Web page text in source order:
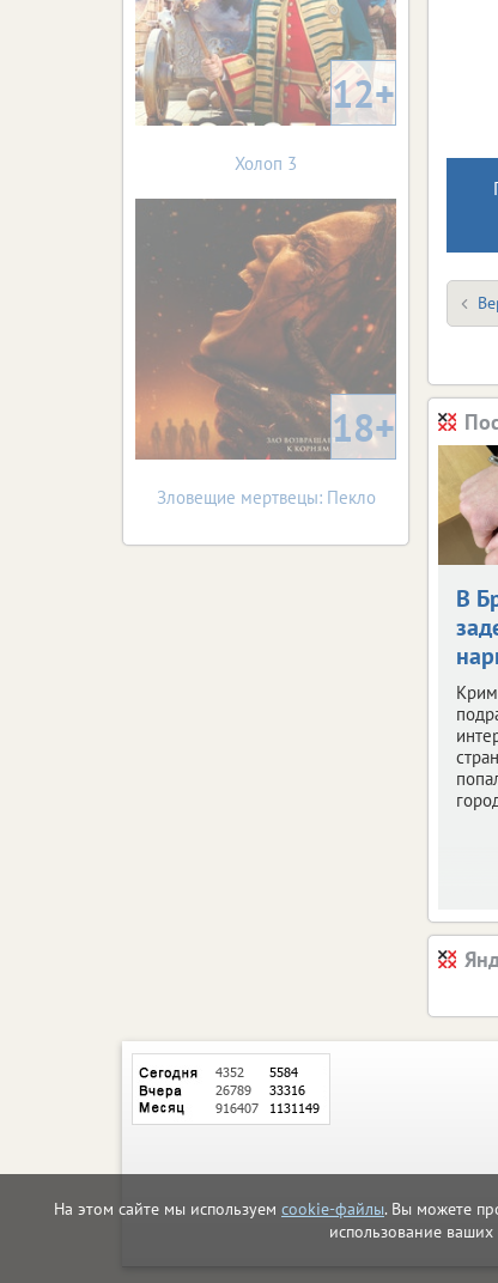
На этом сайте мы используем cookie-файлы. Вы можете
использование
В
12+
Холоп 3
18+
Зловещие мертвецы: Пекло